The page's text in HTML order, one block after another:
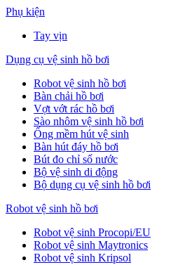
Phụ kiện
Tay vịn
Dụng cụ vệ sinh hồ bơi
Robot vệ sinh hồ bơi
Bàn chải hồ bơi
Vợt vớt rác hồ bơi
Sào nhôm vệ sinh hồ bơi
Ống mềm hút vệ sinh
Bàn hút đáy hồ bơi
Bút đo chỉ số nước
Bộ vệ sinh di động
Bộ dụng cụ vệ sinh hồ bơi
Robot vệ sinh hồ bơi
Robot vệ sinh Procopi/EU
Robot vệ sinh Maytronics
Robot vệ sinh Kripsol